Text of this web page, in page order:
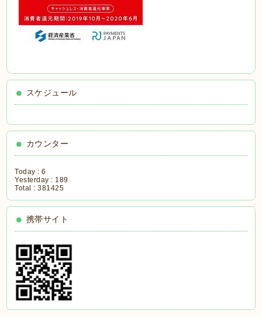
スケジュール
カウンター
Today :6
Yesterday : 189
Total :381425
携帯サイト